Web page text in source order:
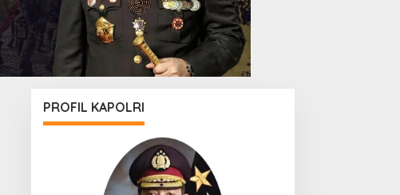
PROFIL KAPOLRI